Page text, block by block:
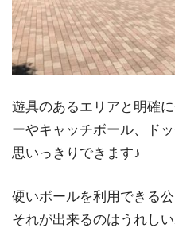
遊具のあるエリアと明確
ーやキャッチボール、ド
思いっきりできます♪
硬いボールを利用できる
それが出来るのはうれし